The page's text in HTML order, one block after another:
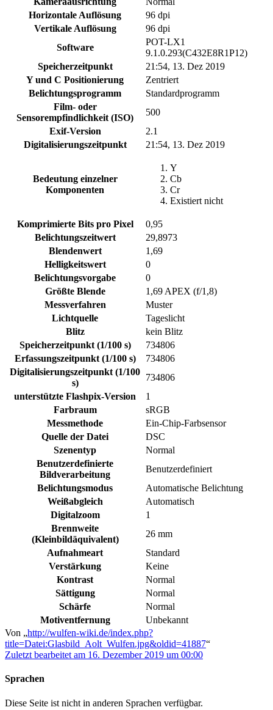
Horizontale Auflösung
96 dpi
Vertikale Auflösung
96 dpi
Software
POT-LX1
9.1.0.293(C432E8R1P12)
Speicherzeitpunkt
21:54, 13. Dez 2019
Y und C Positionierung
Zentriert
Belichtungsprogramm
Standardprogramm
Film- oder
Sensorempfindlichkeit (ISO)
500
Exif-Version
2.1
Digitalisierungszeitpunkt
21:54, 13. Dez 2019
Bedeutung einzelner
Komponenten
Y
Cb
Cr
Existiert nicht
Komprimierte Bits pro Pixel
0,95
Belichtungszeitwert
29,8973
Blendenwert
1,69
Helligkeitswert
0
Belichtungsvorgabe
0
Größte Blende
1,69 APEX (f/1,8)
Messverfahren
Muster
Lichtquelle
Tageslicht
Blitz
kein Blitz
Speicherzeitpunkt (1/100 s)
734806
Erfassungszeitpunkt (1/100 s)
734806
Digitalisierungszeitpunkt (1/100
s)
734806
unterstützte Flashpix-Version
1
Farbraum
sRGB
Messmethode
Ein-Chip-Farbsensor
Quelle der Datei
DSC
Szenentyp
Normal
Benutzerdefinierte
Bildverarbeitung
Benutzerdefiniert
Belichtungsmodus
Automatische Belichtung
Weißabgleich
Automatisch
Digitalzoom
1
Brennweite
(Kleinbildäquivalent)
26 mm
Aufnahmeart
Standard
Verstärkung
Keine
Kontrast
Normal
Sättigung
Normal
Schärfe
Normal
Motiventfernung
Unbekannt
Von „http://wulfen-wiki.de/index.php?
title=Datei:Glasbild_Aolt_Wulfen.jpg&oldid=41887“
Zuletzt bearbeitet am 16. Dezember 2019 um 00:00
Sprachen
Diese Seite ist nicht in anderen Sprachen verfügbar.